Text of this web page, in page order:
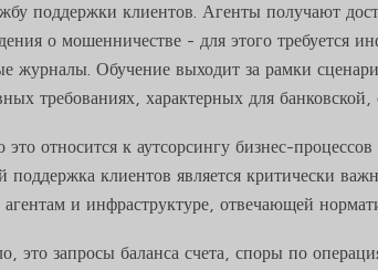
поддержки клиентов. Агенты получают
о мошенничестве - для этого требуется
журналы. Обучение выходит за рамки
требованиях, характерных для
это относится к аутсорсингу бизнес-
поддержка клиентов является критически
и инфраструктуре, отвечающей
это запросы баланса счета, споры по